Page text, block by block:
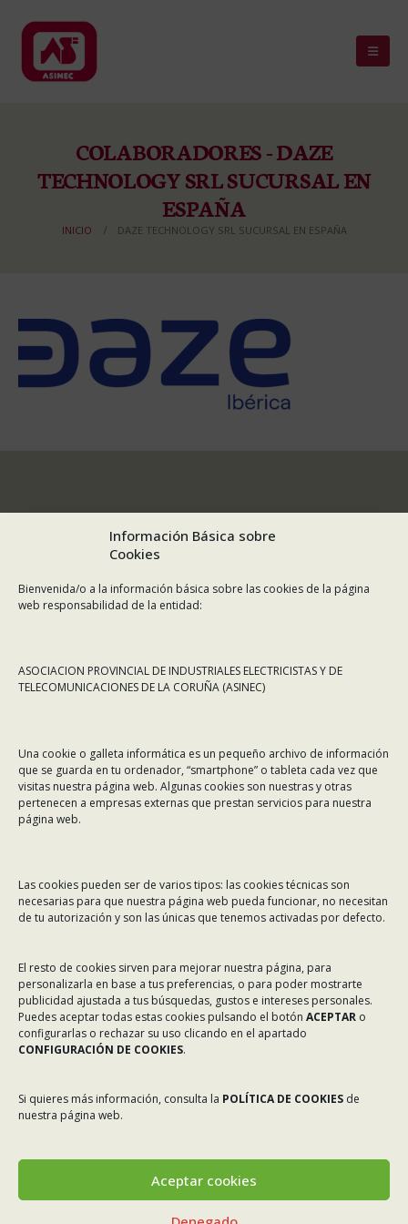
Información Básica sobre
Cookies
Bienvenida/o a la información básica sobre las cookies de la página
web responsabilidad de la entidad:
ASOCIACION PROVINCIAL DE INDUSTRIALES ELECTRICISTAS Y DE
TELECOMUNICACIONES DE LA CORUÑA (ASINEC)
Una cookie o galleta informática es un pequeño archivo de información
que se guarda en tu ordenador, “smartphone” o tableta cada vez que
visitas nuestra página web. Algunas cookies son nuestras y otras
pertenecen a empresas externas que prestan servicios para nuestra
página web.
Las cookies pueden ser de varios tipos: las cookies técnicas son
necesarias para que nuestra página web pueda funcionar, no necesitan
de tu autorización y son las únicas que tenemos activadas por defecto.
El resto de cookies sirven para mejorar nuestra página, para
personalizarla en base a tus preferencias, o para poder mostrarte
publicidad ajustada a tus búsquedas, gustos e intereses personales.
Puedes aceptar todas estas cookies pulsando el botón ACEPTAR o
configurarlas o rechazar su uso clicando en el apartado
CONFIGURACIÓN DE COOKIES.
Si quieres más información, consulta la POLÍTICA DE COOKIES de
nuestra página web.
Aceptar cookies
COLABORADORES - DAZE
TECHNOLOGY SRL SUCURSAL EN
ESPAÑA
INICIO DAZE TECHNOLOGY SRL SUCURSAL EN ESPAÑA
Dirección: Rafael Alberti 7, 1º C-D. 15008 A Coruña
Teléfono: 981 299 710
Email: asinec@asinec.org
Noticias
Servicios
Asociados
Tablón de Anuncios
Incidencias en Expediente U.F.D.
Contacto